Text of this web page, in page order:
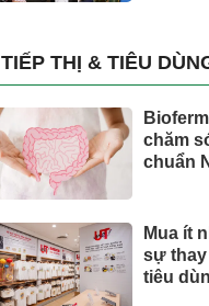
TIẾP THỊ & TIÊU
chăm
chuẩn
Mua ít
sự
tiêu